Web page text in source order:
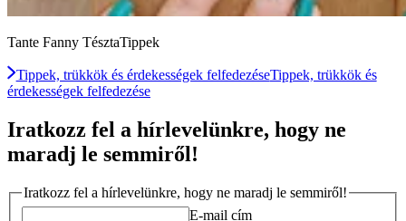
Tante Fanny TésztaTippek
Tippek, trükkök és érdekességek felfedezéseTippek, trükkök és
érdekességek felfedezése
Iratkozz fel a hírlevelünkre, hogy ne
maradj le semmiről!
Iratkozz fel a hírlevelünkre, hogy ne maradj le semmiről!
E-mail cím